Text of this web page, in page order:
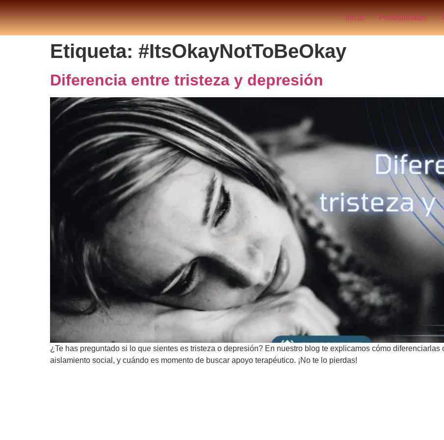
Inicio Profesionales
Etiqueta: #ItsOkayNotToBeOkay
Diferencia entre tristeza y depresión
¿Te has preguntado si lo que sientes es tristeza o depresión? En nuestro blog te explicamos cómo
aislamiento social, y cuándo es momento de buscar apoyo terapéutico. ¡No te lo pierdas!